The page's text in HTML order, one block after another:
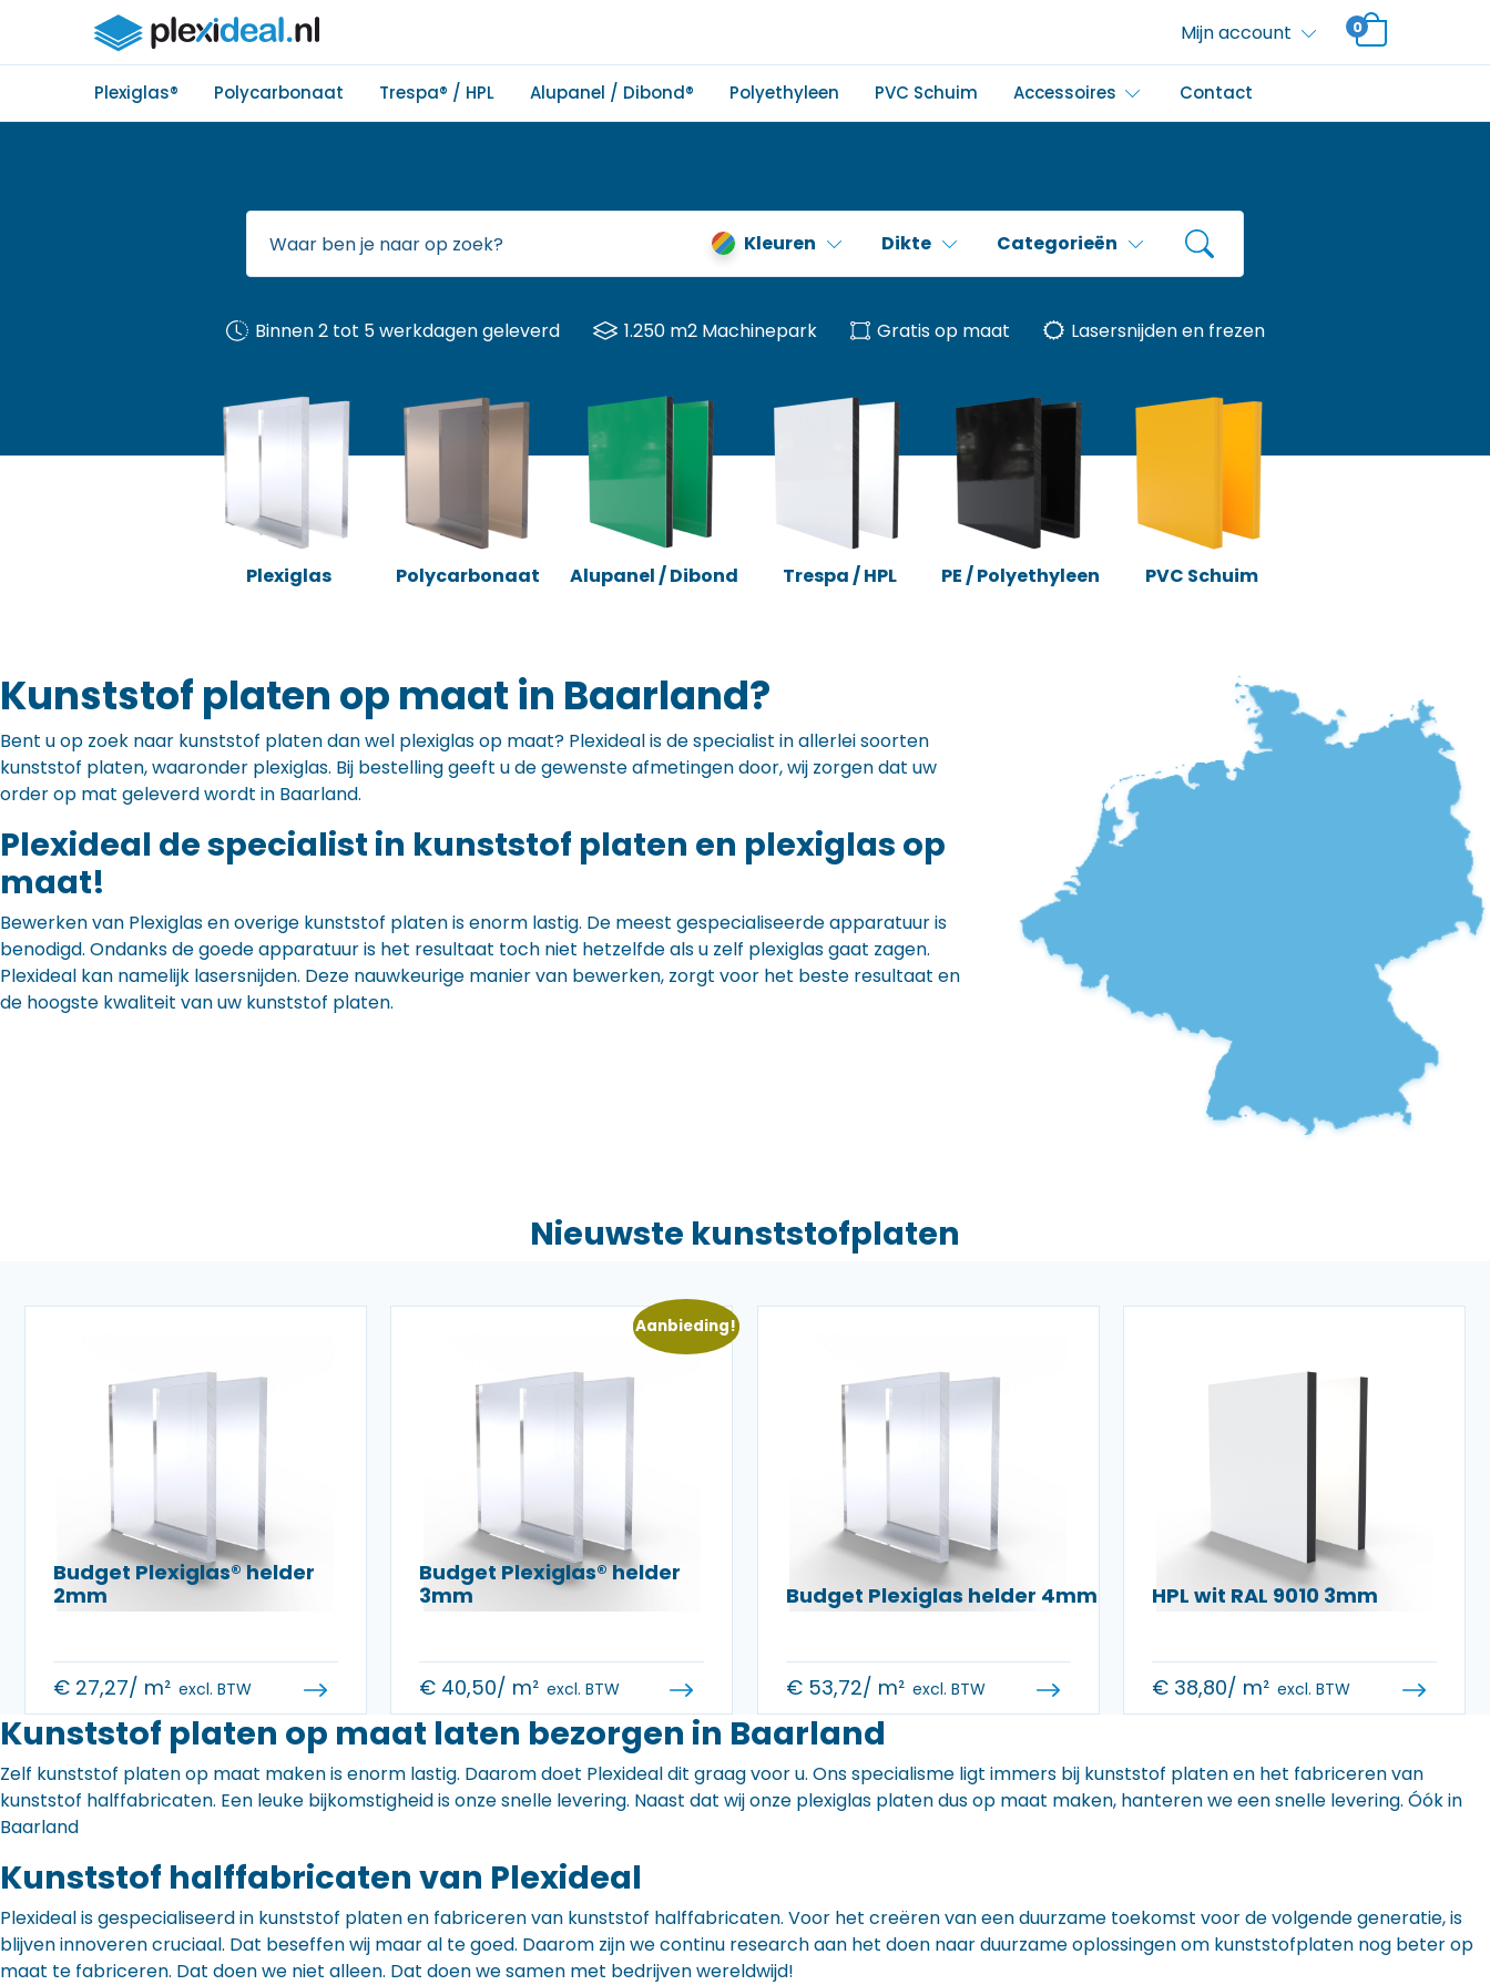
Mijn account 0
Plexiglas® Polycarbonaat Trespa® / HPL Alupanel / Dibond® Polyethyleen PVC Schuim Accessoires Contact
Kleuren Dikte Categorieën
Binnen 2 tot 5 werkdagen geleverd 1.250 m2 Machinepark Gratis op maat Lasersnijden en frezen
Plexiglas Polycarbonaat Alupanel / Dibond Trespa / HPL PE / Polyethyleen PVC Schuim
Kunststof platen op maat in Baarland?
Bent u op zoek naar kunststof platen dan wel plexiglas op maat? Plexideal is de specialist in allerlei soorten
kunststof platen, waaronder plexiglas. Bij bestelling geeft u de gewenste afmetingen door, wij zorgen dat uw
order op mat geleverd wordt in Baarland.
Plexideal de specialist in kunststof platen en plexiglas op
maat!
Bewerken van Plexiglas en overige kunststof platen is enorm lastig. De meest gespecialiseerde apparatuur is
benodigd. Ondanks de goede apparatuur is het resultaat toch niet hetzelfde als u zelf plexiglas gaat zagen.
Plexideal kan namelijk lasersnijden. Deze nauwkeurige manier van bewerken, zorgt voor het beste resultaat en
de hoogste kwaliteit van uw kunststof platen.
Nieuwste kunststofplaten
Budget Plexiglas® helder
2mm
€27,27/ m² excl. BTW
Aanbieding!
Budget Plexiglas® helder
3mm
€ 40,50/ m² excl. BTW
Budget Plexiglas helder 4mm
€53,72/ m² excl. BTW
HPL wit RAL 9010 3mm
€ 38,80/ m² excl. BTW
Kunststof platen op maat laten bezorgen in Baarland
Zelf kunststof platen op maat maken is enorm lastig. Daarom doet Plexideal dit graag voor u. Ons specialisme ligt immers bij kunststof platen en het fabriceren van
kunststof halffabricaten. Een leuke bijkomstigheid is onze snelle levering. Naast dat wij onze plexiglas platen dus op maat maken, hanteren we een snelle levering. Óók in
Baarland
Kunststof halffabricaten van Plexideal
Plexideal is gespecialiseerd in kunststof platen en fabriceren van kunststof halffabricaten. Voor het creëren van een duurzame toekomst voor de volgende generatie, is
blijven innoveren cruciaal. Dat beseffen wij maar al te goed. Daarom zijn we continu research aan het doen naar duurzame oplossingen om kunststofplaten nog beter op
maat te fabriceren. Dat doen we niet alleen. Dat doen we samen met bedrijven wereldwijd!